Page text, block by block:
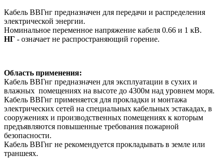
Кабель ВВГнг предназначен для передачи и распределения
электрической энергии.
Номинальное переменное напряжение кабеля 0.66 и 1 кВ.
НГ - означает не распространяющий горение.
Область применения:
Кабель ВВГнг предназначен для эксплуатации в сухих и
влажных помещениях на высоте до 4300м над уровнем моря.
Кабель ВВГнг применяется для прокладки и монтажа
электрических сетей на специальных кабельных эстакадах, в
сооружениях и производственных помещениях к которым
предъявляются повышенные требования пожарной
безопасности.
Кабель ВВГнг не рекомендуется прокладывать в земле или
траншеях.